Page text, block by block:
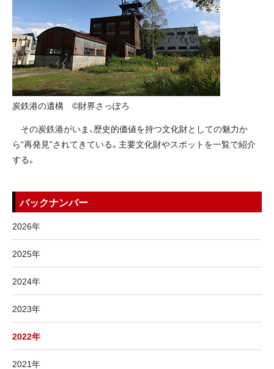
炭鉄港の遺構 ©財界さっぽろ
その炭鉄港がいま、歴史的価値を持つ文化財としての魅力か
ら“再発見”されてきている。主要文化財やスポットを一覧で紹介
する。
バックナンバー
2026年
2025年
2024年
2023年
2022年
2021年